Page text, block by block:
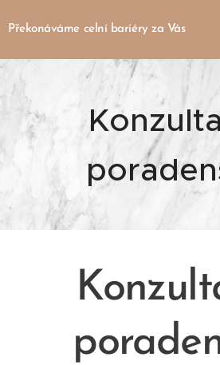
Překonáváme celní bariéry za Vás